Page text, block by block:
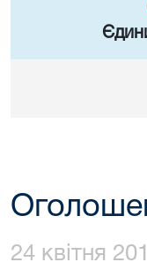
24 квітня